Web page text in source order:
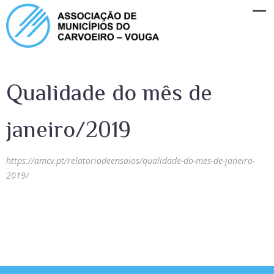
Qualidade do mês de
janeiro/2019
https://amcv.pt/relatoriodeensaios/qualidade-do-mes-de-janeiro-
2019/